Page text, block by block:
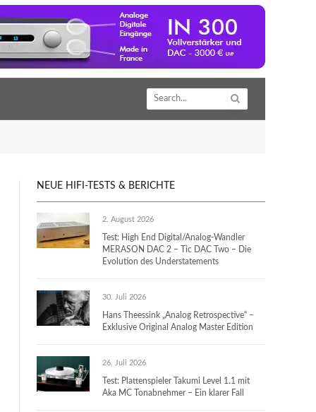
NEUE HIFI-TESTS & BERICHTE
2. August 2026
Test: High End Digital/Analog-Wandler
MERASON DAC 2 – Tic DAC Two – Die
Evolution des Understatements
30. Juli 2026
Hans Theessink „Analog Retrospective“ –
Exklusive Original Analog Master Edition
26. Juli 2026
Test: Plattenspieler Takumi Level 1.1 mit
Aka MC Tonabnehmer – Ein klarer Fall